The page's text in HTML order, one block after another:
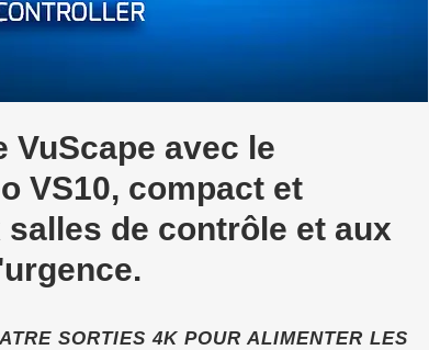
VuScape avec le
VS10, compact et
de contrôle et aux
SORTIES 4K POUR ALIMENTER LES